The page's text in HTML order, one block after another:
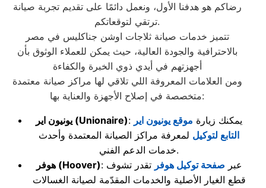
رضاكم هو هدفنا الأول، ونعمل دائمًا على تقديم تجربة صيانة
ترتقي لتوقعاتكم.
تتميز خدمات صيانة ثلاجات اوشن جناكليس في مصر
بالاحترافية والجودة العالية، حيث يمكن للعملاء الوثوق بأن
أجهزتهم في أيدي ذوي الخبرة والكفاءة
ومن العلامات المعروفة اللي تلاقي لها مراكز صيانة معتمدة
متخصصة في إصلاح الأجهزة والعناية بها:
يونيون اير (Unionaire) : يمكنك زيارة موقع يونيون اير
التابع لتوكيل لمعرفة مراكز الصيانة المعتمدة وأحدث
خدمات الدعم الفني.
هوفر(Hoover) : عبر صفحة توكيل هوفر تقدر تشوف
قطع الغيار الأصلية والخدمات المقدّمة لصيانة الغسالات